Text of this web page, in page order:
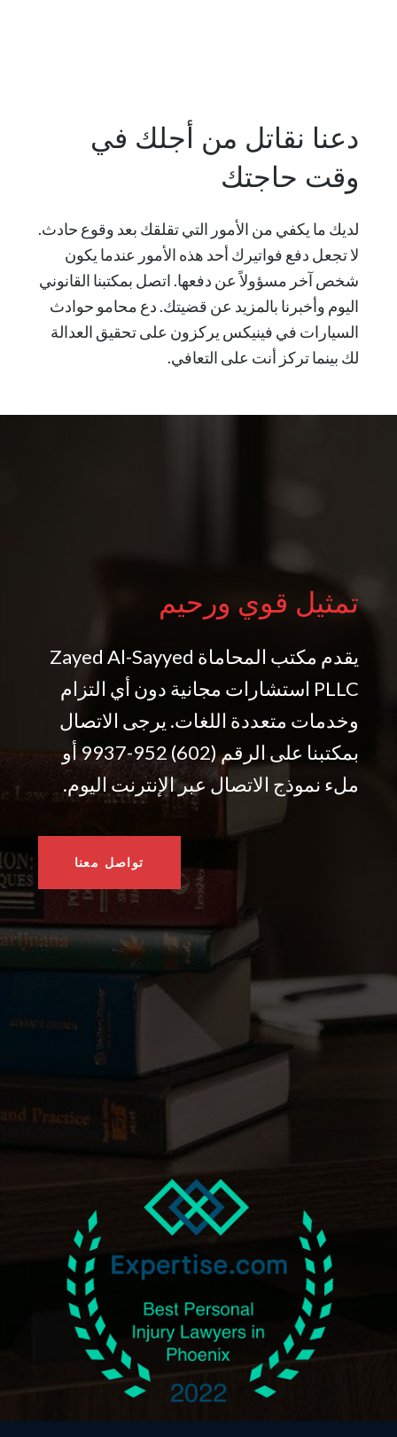
دعنا نقاتل من أجلك في
وقت حاجتك
لديك ما يكفي من الأمور التي تقلقك بعد وقوع حادث.
لا تجعل دفع فواتيرك أحد هذه الأمور عندما يكون
شخص آخر مسؤولاً عن دفعها. اتصل بمكتبنا القانوني
اليوم وأخبرنا بالمزيد عن قضيتك. دع محامو حوادث
السيارات في فينيكس يركزون على تحقيق العدالة
لك بينما تركز أنت على التعافي.
تمثيل قوي ورحيم
يقدم مكتب المحاماة Zayed Al-Sayyed
PLLC استشارات مجانية دون أي التزام
وخدمات متعددة اللغات. يرجى الاتصال
بمكتبنا على الرقم (602) 952-9937 أو
ملء نموذج الاتصال عبر الإنترنت اليوم.
تواصل معنا